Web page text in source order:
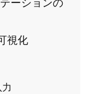
視化